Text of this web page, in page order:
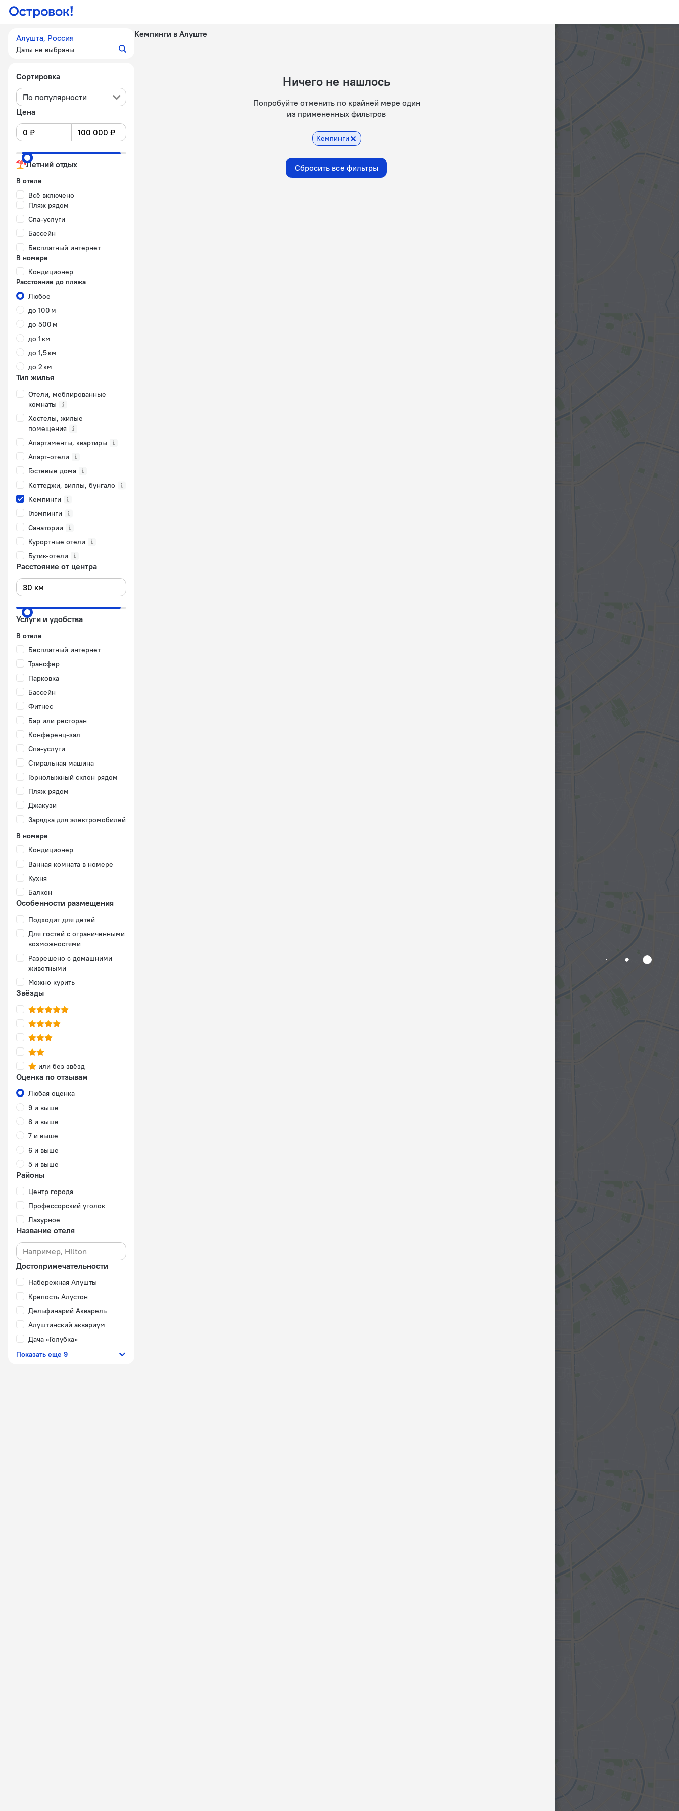
Алушта, Россия
Даты не выбраны
Сортировка
По популярности
Цена
Летний отдых
В отеле
Всё включено
Пляж рядом
Спа-услуги
Бассейн
Бесплатный интернет
В номере
Кондиционер
Расстояние до пляжа
Любое
до 100 м
до 500 м
до 1 км
до 1,5 км
до 2 км
Тип жилья
Отели, меблированные
комнаты
Хостелы, жилые
помещения
Апартаменты, квартиры
Апарт-отели
Гостевые дома
Коттеджи, виллы, бунгало
Кемпинги
Глэмпинги
Санатории
Курортные отели
Бутик-отели
Расстояние от центра
Услуги и удобства
В отеле
Бесплатный интернет
Трансфер
Парковка
Бассейн
Фитнес
Бар или ресторан
Конференц-зал
Спа-услуги
Стиральная машина
Горнолыжный склон рядом
Пляж рядом
Джакузи
Зарядка для электромобилей
В номере
Кондиционер
Ванная комната в номере
Кухня
Балкон
Особенности размещения
Подходит для детей
Для гостей с ограниченными
возможностями
Разрешено с домашними
животными
Можно курить
Звёзды
или без звёзд
Оценка по отзывам
Любая оценка
9 и выше
8 и выше
7 и выше
6 и выше
5 и выше
Районы
Центр города
Профессорский уголок
Лазурное
Название отеля
Достопримечательности
Набережная Алушты
Крепость Алустон
Дельфинарий Акварель
Алуштинский аквариум
Дача «Голубка»
Показать еще 9
Кемпинги в Алуште
Ничего не нашлось
Попробуйте отменить по крайней мере один
из примененных фильтров
Кемпинги
Сбросить все фильтры